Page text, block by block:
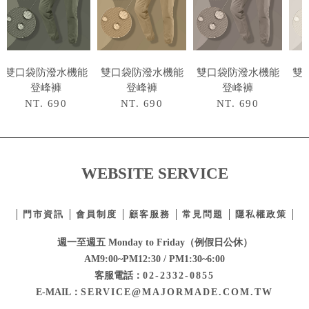
雙口袋防潑水機能
登峰褲
NT. 690
雙口袋防潑水機能
登峰褲
NT. 690
雙口袋防潑水機能
登峰褲
NT. 690
雙
WEBSITE SERVICE
門市資訊 會員制度 顧客服務 常見問題 隱私權政策
週一至週五 Monday to Friday（例假日公休）
AM9:00~PM12:30 / PM1:30~6:00
客服電話： 02-2332-0855
E-MAIL： SERVICE@MAJORMADE.COM.TW